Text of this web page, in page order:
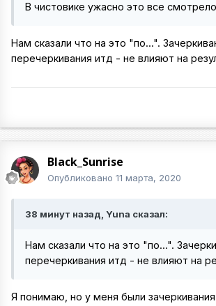
В чистовике ужасно это все
Нам сказали что на это "по...".
перечеркивания итд - не влияют на
Black_Sunrise
Опубликовано 11 марта, 2020
38 минут назад, Yuna сказал:
Нам сказали что на это "по...".
перечеркивания итд - не влияют на
Я понимаю, но у меня были зачеркивания,